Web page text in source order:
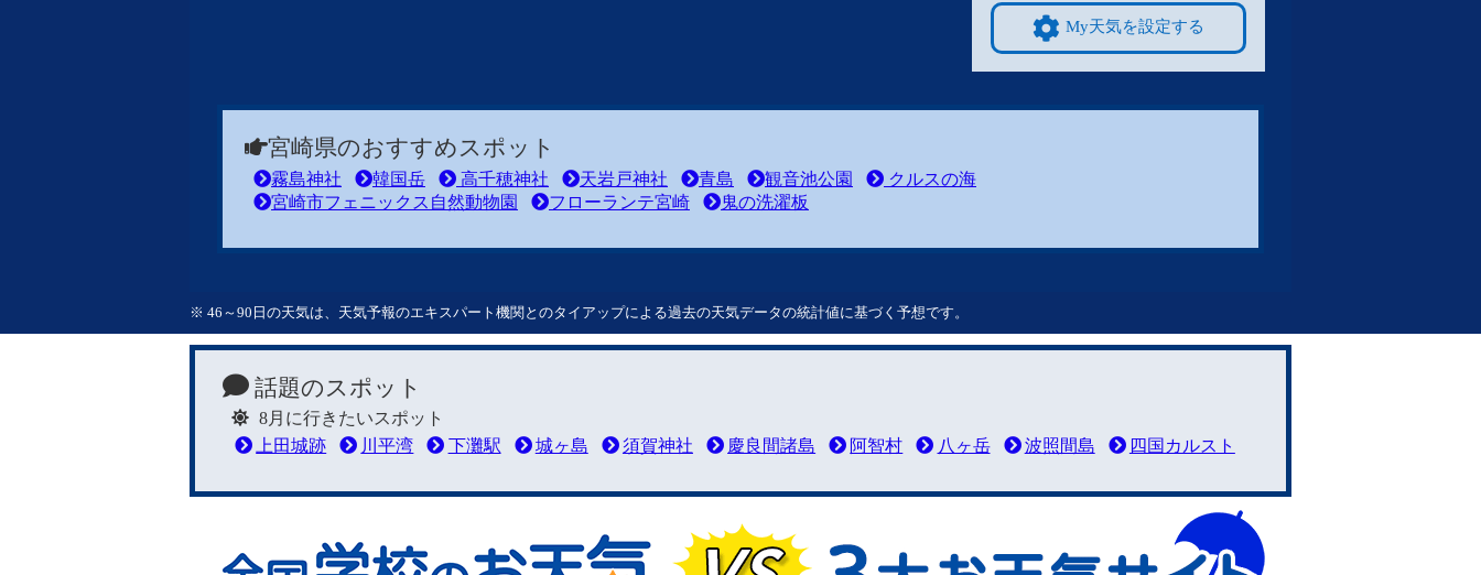
My天気を設定する
宮崎県のおすすめスポット
霧島神社 韓国岳 高千穂神社 天岩戸神社 青島 観音池公園
クルスの海
宮崎市フェニックス自然動物園
フローランテ宮崎 鬼の洗濯板
※ 46～90日の天気は、天気予報のエキスパート機関とのタイアップによる過去の天気データの統計値に基づく予想です。
話題のスポット
8月に行きたいスポット
上田城跡
川平湾 下灘駅 城ヶ島 須賀神社 慶良間諸島 阿智村 八ヶ岳 波照間島 四国カルスト